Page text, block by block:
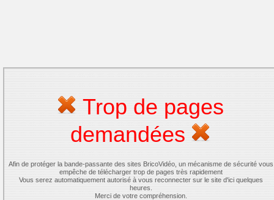
Trop de pages
demandées
Afin de protéger la bande-passante des sites BricoVidéo, un mécanisme de sécurité vous
empêche de télécharger trop de pages très rapidement
Vous serez automatiquement autorisé à vous reconnecter sur le site d'ici quelques
heures.
Merci de votre compréhension.